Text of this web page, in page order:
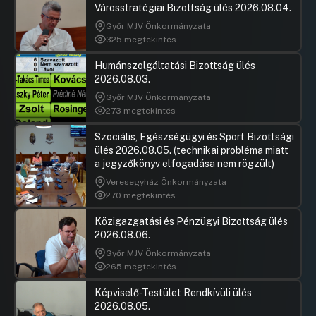
Művészeti Galéria Alapító Okiratának
módosítására KGY/2020/36/E022 2.
Hozzászólások Ugrás a napirendi pontra
Javaslat a Fővárosi Állat- és Növénykert alapító
okiratának módosítására KGY/2020/36/E023
UGRÁS A NAPIREND ELEJÉRE
Javaslat tárgyi eszköz leselejtezésére és
ingyenes tulajdonba adására
KGY/2020/36/E024
UGRÁS A NAPIREND ELEJÉRE
Javaslat támogatási szerződés
megkötésére a Hálózat Budapesti
Díjfizetőkért és Díjhátralékosokért
Alapítvánnyal KGY/2020/36/E025
Hozzászólások Ugrás a napirendi pontra
Javaslat a REK Kft. tőkeemelésére
vonatkozó döntések meghozatalára
KGY/2020/36/E026
HozzászólásokUgrás a napirendi pontra
Városstratégiai Bizottság ülés 2026.08.04.
Győr MJV Önkormányzata
325 megtekintés
Humánszolgáltatási Bizottság ülés
2026.08.03.
Győr MJV Önkormányzata
273 megtekintés
Szociális, Egészségügyi és Sport Bizottsági
ülés 2026.08.05. (technikai probléma miatt
a jegyzőkönyv elfogadása nem rögzült)
Veresegyház Önkormányzata
270 megtekintés
Közigazgatási és Pénzügyi Bizottság ülés
2026.08.06.
Győr MJV Önkormányzata
265 megtekintés
Képviselő-Testület Rendkívüli ülés
2026.08.05.